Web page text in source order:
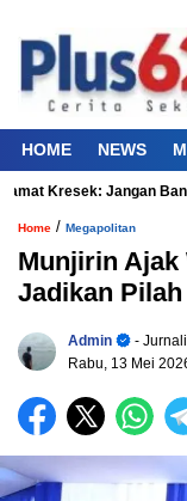
HOME NEWS
Kresek: Jangan
Home / Megapolitan
Munjirin Ajak
Jadikan
Admin
-
Rabu, 13 Mei